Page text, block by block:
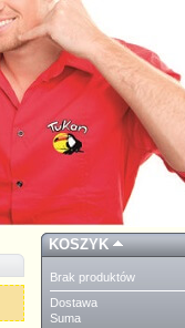
KOSZYK
Brak produktów
Dostawa
Suma